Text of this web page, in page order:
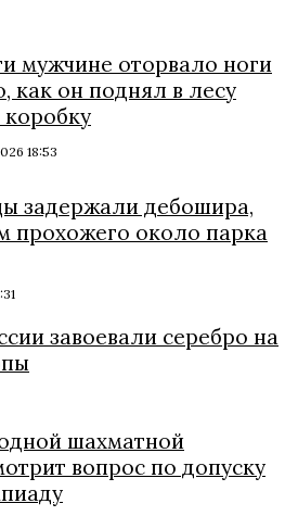
мужчине оторвало ноги
как он поднял в лесу
18:53
задержали дебошира,
прохожего около парка
завоевали серебро на
шахматной
вопрос по допуску